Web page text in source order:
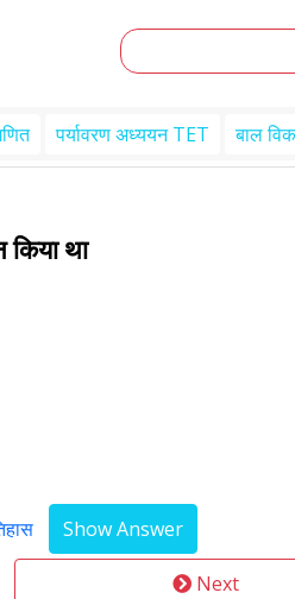
पर्यावरण अध्ययन TET बाल
किया था
Next